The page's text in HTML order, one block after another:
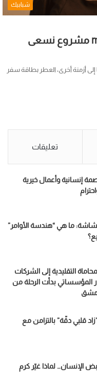
شبابيك
مرام وديما استانبولي.. mymagic مشروع نسعى
أزمنة أخرى، العطر بطاقة سفر
تعليقات
إنسانية وأعمال خيرية
ما هي “هندسة الأوامر”
التقليدية إلى الشركات
المؤسساتي بدأت الرحلة من
قلبي دقّة” بالتزامن مع
الإنسان… لماذا غيّر كرم